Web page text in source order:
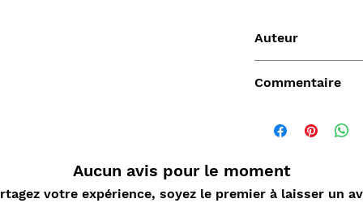
Auteur
Commentaire
Aucun avis pour le moment
votre expérience, soyez le premier à laisser un
Vendu